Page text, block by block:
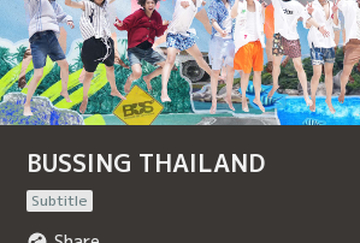
BUSSING THAILAND
Subtitle